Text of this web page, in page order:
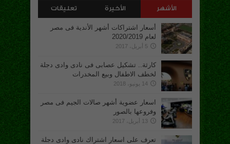
الأشهر الأخيرة تعليقات
أسعار اشتراكات أشهر الأندية فى مصر
لعام 2020/2019
5 أبريل، 2017
كارثة.. تشكيل عصابى فى نادى وادى دجلة
لخطف الاطفال وبيع المخدرات
14 يونيو، 2018
اسعار عضوية أشهر صالات الجيم فى مصر
وفروعها بالصور
13 أبريل، 2017
تعرف على اسعار اشتراك نادى وادى دجلة